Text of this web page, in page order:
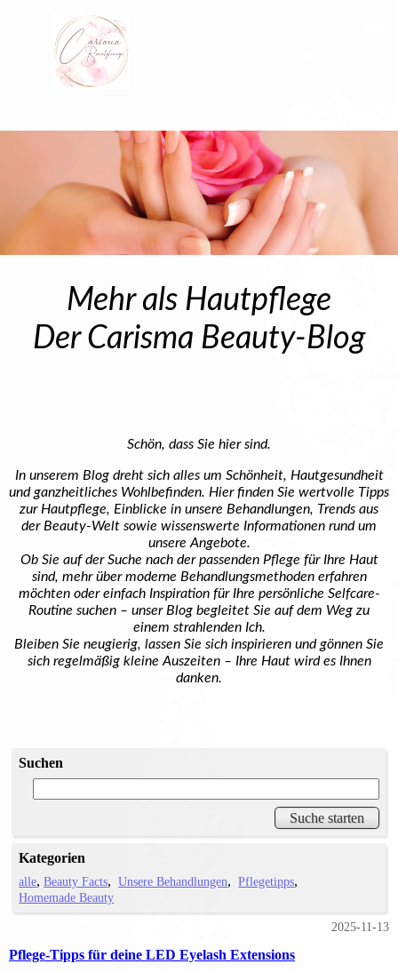
Mehr als Hautpflege
Der Carisma Beauty-Blog
Schön, dass Sie hier sind.
In unserem Blog dreht sich alles um Schönheit, Hautgesundheit
und ganzheitliches Wohlbefinden. Hier finden Sie wertvolle Tipps
zur Hautpflege, Einblicke in unsere Behandlungen, Trends aus
der Beauty-Welt sowie wissenswerte Informationen rund um
unsere Angebote.
Ob Sie auf der Suche nach der passenden Pflege für Ihre Haut
sind, mehr über moderne Behandlungsmethoden erfahren
möchten oder einfach Inspiration für Ihre persönliche Selfcare-
Routine suchen – unser Blog begleitet Sie auf dem Weg zu
einem strahlenden Ich.
Bleiben Sie neugierig, lassen Sie sich inspirieren und gönnen Sie
sich regelmäßig kleine Auszeiten – Ihre Haut wird es Ihnen
danken.
Suchen
Kategorien
alle Beauty Facts Unsere Behandlungen
Pflegetipps
Homemade Beauty
2025-11-13
Pflege-Tipps für deine LED Eyelash Extensions